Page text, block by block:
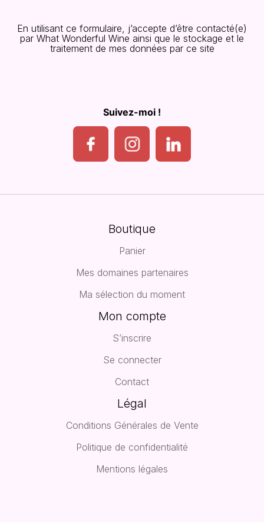
En utilisant ce formulaire, j’accepte d’être contacté(e)
par What Wonderful Wine ainsi que le stockage et le
traitement de mes données par ce site
Suivez-moi !
Boutique
Panier
Mes domaines partenaires
Ma sélection du moment
Mon compte
S’inscrire
Se connecter
Contact
Légal
Conditions Générales de Vente
Politique de confidentialité
Mentions légales